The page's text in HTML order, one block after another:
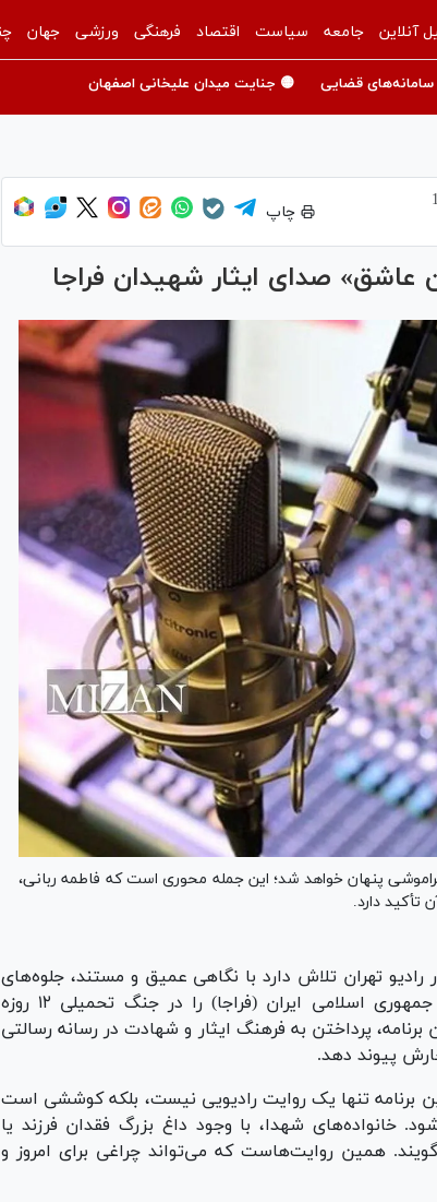
آنلاین جامعه سیاست اقتصاد فرهنگی ورزشی جهان
قضایی 🟡 جنایت میدان علیخانی اصفهان
چاپ
عاشق» صدای ایثار شهیدان فراجا
پنهان خواهد شد؛ این جمله محوری است که فاطمه ربانی،
تأکید دارد.
رادیو تهران تلاش دارد با نگاهی عمیق و مستند، جلوه‌های
انسانی و قهرمانانه شهیدان فرماندهی انتظامی جمهوری اسلامی ایران (فراجا) را در جنگ تحمیلی ۱۲ روزه
برنامه، پرداختن به فرهنگ ایثار و شهادت در رسانه رسالتی
پیوند دهد.
برنامه تنها یک روایت رادیویی نیست، بلکه کوششی است
خانواده‌های شهدا، با وجود داغ بزرگ فقدان فرزند یا
همین روایت‌هاست که می‌تواند چراغی برای امروز و